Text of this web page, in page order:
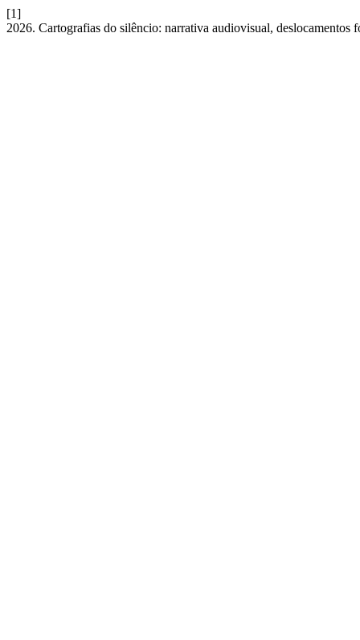
[1]
2026. Cartografias do silêncio: narrativa audiovisual, deslocamentos